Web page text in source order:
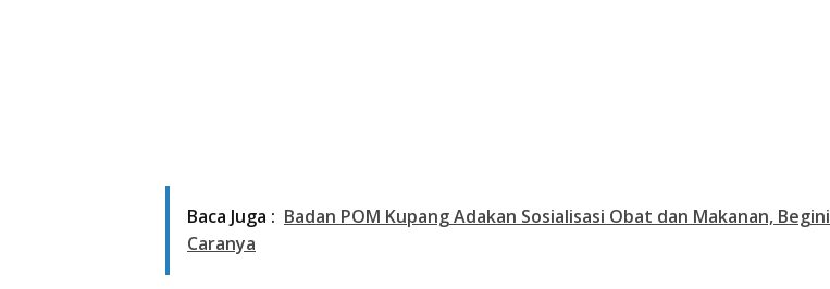
Baca Juga : Badan POM Kupang Adakan Sosialisasi Obat dan Makanan, Begini
Caranya